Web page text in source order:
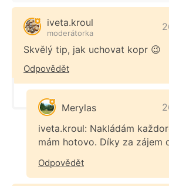
iveta.kroul
moderátorka
Skvělý tip, jak uchovat kopr 😉
Odpovědět
Merylas
iveta.kroul: Nakládám
mám hotovo. Díky za zájem
Odpovědět